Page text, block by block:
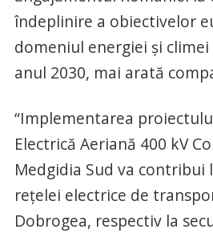
îndeplinire a obiectivelor
domeniul energiei și
anul 2030, mai arată
“Implementarea
Electrică Aeriană 400 kV
Medgidia Sud va contribui
rețelei electrice de
Dobrogea, respectiv la